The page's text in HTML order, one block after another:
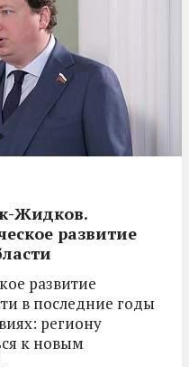
Жидков.
развитие
развитие
в последние годы
региону
к новым